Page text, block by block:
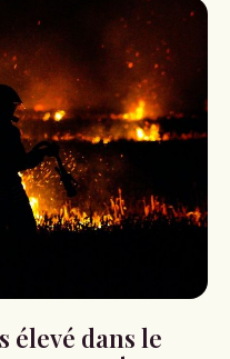
élevé dans le